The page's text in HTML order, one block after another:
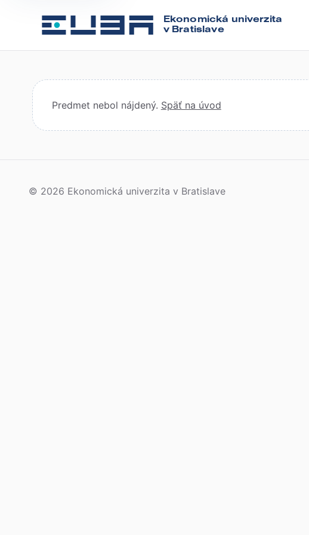
Ekonomická univerzita
v Bratislave
Predmet nebol nájdený. Späť na úvod
© 2026 Ekonomická univerzita v Bratislave